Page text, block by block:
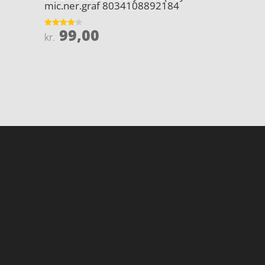
mic.ner.graf 8034108892184
Vurderet
3.9
kr. 99,00